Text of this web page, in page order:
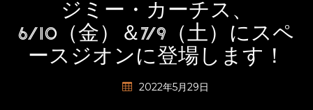
ジミー・カーチス、
6/10（金）＆7/9（土）にスペ
ースジオンに登場します！
2022年5月29日